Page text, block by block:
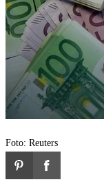
Foto: Reuters